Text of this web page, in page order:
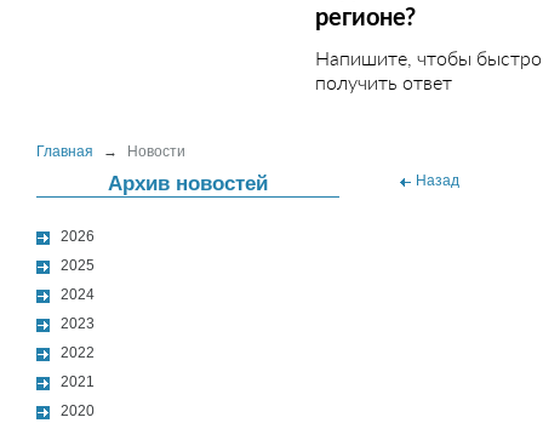
регионе?
Напишите, чтобы быстро
получить ответ
Главная → Новости
Архив новостей
2026
2025
2024
2023
2022
2021
2020
Назад